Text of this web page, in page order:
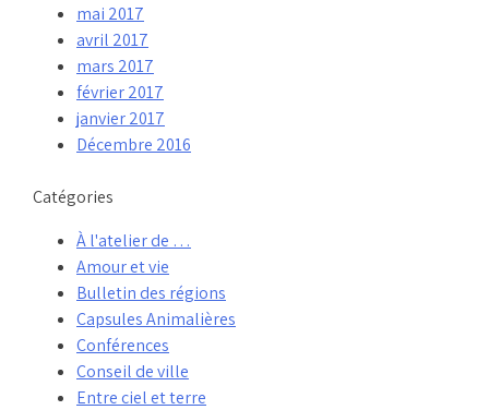
mai 2017
avril 2017
mars 2017
février 2017
janvier 2017
Décembre 2016
Catégories
À l'atelier de …
Amour et vie
Bulletin des régions
Capsules Animalières
Conférences
Conseil de ville
Entre ciel et terre